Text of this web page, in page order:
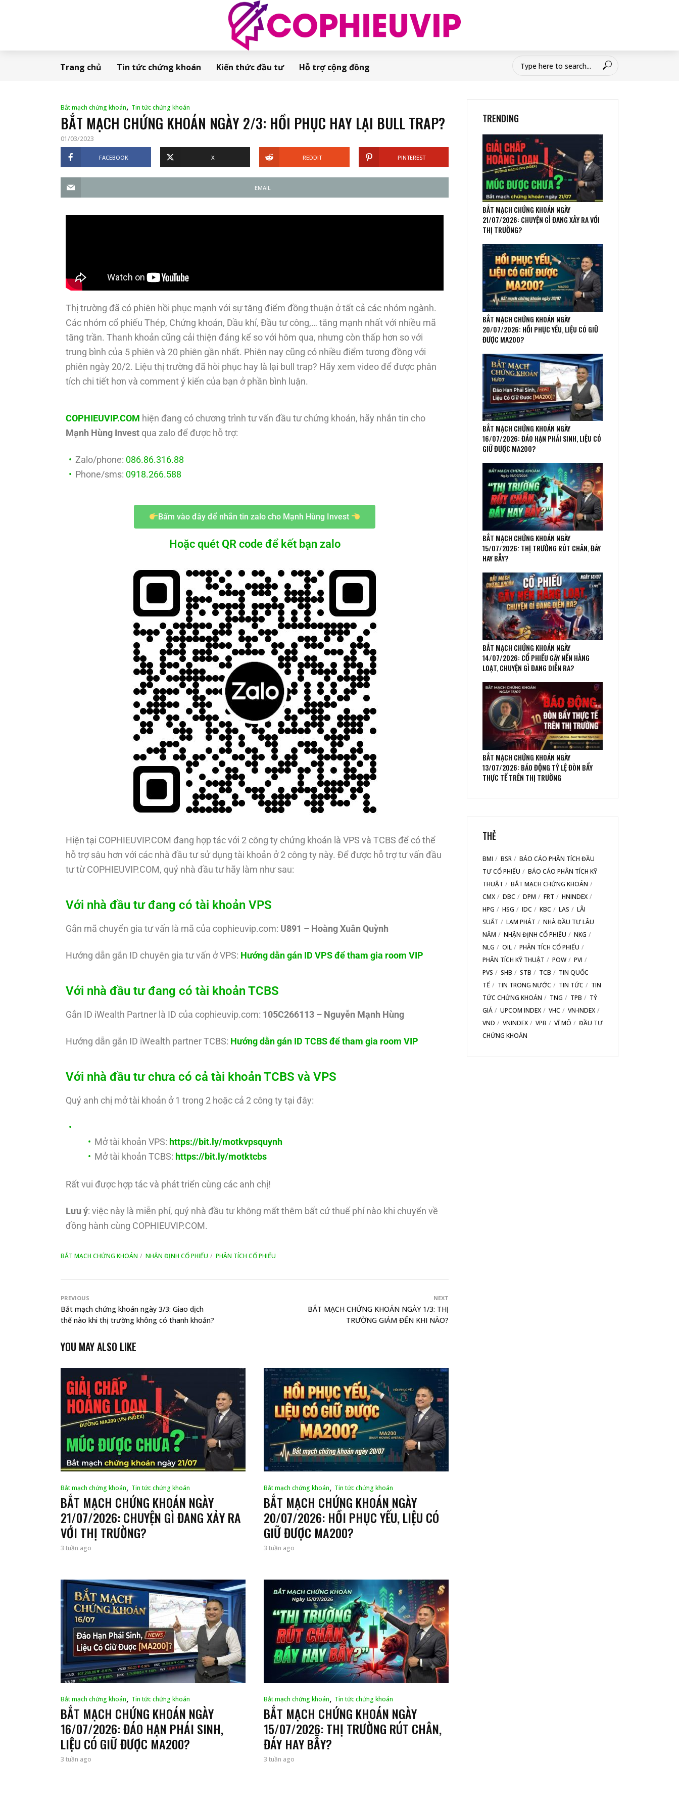
Trang chủ Tin tức chứng khoán Kiến thức đầu tư Hỗ trợ cộng đồng
Bắt mạch chứng khoán, Tin tức chứng khoán
BẮT MẠCH CHỨNG KHOÁN NGÀY 2/3: HỒI PHỤC HAY LẠI BULL TRAP?
01/03/2023
FACEBOOK X REDDIT PINTEREST
EMAIL
Thị trường đã có phiên hồi phục mạnh với sự tăng điểm đồng thuận ở tất cả các nhóm ngành.
Các nhóm cổ phiếu Thép, Chứng khoán, Dầu khí, Đầu tư công,… tăng mạnh nhất với nhiều mã
tăng trần. Thanh khoản cũng cải thiện đáng kể so với hôm qua, nhưng còn thấp hơn so với
trung bình của 5 phiên và 20 phiên gần nhất. Phiên nay cũng có nhiều điểm tương đồng với
phiên ngày 20/2. Liệu thị trường đã hòi phục hay là lại bull trap? Hãy xem video để được phân
tích chi tiết hơn và comment ý kiến của bạn ở phần bình luận.
COPHIEUVIP.COM hiện đang có chương trình tư vấn đầu tư chứng khoán, hãy nhắn tin cho
Mạnh Hùng Invest qua zalo để được hỗ trợ:
Zalo/phone: 086.86.316.88
Phone/sms: 0918.266.588
Bấm vào đây để nhắn tin zalo cho Mạnh Hùng Invest
Hoặc quét QR code để kết bạn zalo
Hiện tại COPHIEUVIP.COM đang hợp tác với 2 công ty chứng khoán là VPS và TCBS để có thể
hỗ trợ sâu hơn với các nhà đầu tư sử dụng tài khoản ở 2 công ty này. Để được hỗ trợ tư vấn đầu
tư từ COPHIEUVIP.COM, quý nhà đầu tư hãy làm như sau:
Với nhà đầu tư đang có tài khoản VPS
Gắn mã chuyển gia tư vấn là mã của cophieuvip.com: U891 – Hoàng Xuân Quỳnh
Hướng dẫn gắn ID chuyên gia tư vấn ở VPS: Hướng dẫn gán ID VPS để tham gia room VIP
Với nhà đầu tư đang có tài khoản TCBS
Gắn ID iWealth Partner là ID của cophieuvip.com: 105C266113 – Nguyễn Mạnh Hùng
Hướng dẫn gắn ID iWealth partner TCBS: Hướng dẫn gán ID TCBS để tham gia room VIP
Với nhà đầu tư chưa có cả tài khoản TCBS và VPS
Quý anh chị mở tài khoản ở 1 trong 2 hoặc cả 2 công ty tại đây:
Mở tài khoản VPS: https://bit.ly/motkvpsquynh
Mở tài khoản TCBS: https://bit.ly/motktcbs
Rất vui được hợp tác và phát triển cùng các anh chị!
Lưu ý: việc này là miễn phí, quý nhà đầu tư không mất thêm bất cứ thuế phí nào khi chuyển về
đồng hành cùng COPHIEUVIP.COM.
BẮT MẠCH CHỨNG KHOÁN NHẬN ĐỊNH CỔ PHIẾU PHÂN TÍCH CỔ PHIẾU
PREVIOUS
Bắt mạch chứng khoán ngày 3/3: Giao dịch
thế nào khi thị trường không có thanh khoản?
NEXT
BẮT MẠCH CHỨNG KHOÁN NGÀY 1/3: THỊ
TRƯỜNG GIẢM ĐẾN KHI NÀO?
YOU MAY ALSO LIKE
Bắt mạch chứng khoán, Tin tức chứng khoán
BẮT MẠCH CHỨNG KHOÁN NGÀY
21/07/2026: CHUYỆN GÌ ĐANG XẢY RA
VỚI THỊ TRƯỜNG?
3 tuần ago
Bắt mạch chứng khoán, Tin tức chứng khoán
BẮT MẠCH CHỨNG KHOÁN NGÀY
20/07/2026: HỒI PHỤC YẾU, LIỆU CÓ
GIỮ ĐƯỢC MA200?
3 tuần ago
Bắt mạch chứng khoán, Tin tức chứng khoán
BẮT MẠCH CHỨNG KHOÁN NGÀY
16/07/2026: ĐÁO HẠN PHÁI SINH,
LIỆU CÓ GIỮ ĐƯỢC MA200?
3 tuần ago
Bắt mạch chứng khoán, Tin tức chứng khoán
BẮT MẠCH CHỨNG KHOÁN NGÀY
15/07/2026: THỊ TRƯỜNG RÚT CHÂN,
ĐÁY HAY BẪY?
3 tuần ago
TRENDING
BẮT MẠCH CHỨNG KHOÁN NGÀY
21/07/2026: CHUYỆN GÌ ĐANG XẢY RA VỚI
THỊ TRƯỜNG?
BẮT MẠCH CHỨNG KHOÁN NGÀY
20/07/2026: HỒI PHỤC YẾU, LIỆU CÓ GIỮ
ĐƯỢC MA200?
BẮT MẠCH CHỨNG KHOÁN NGÀY
16/07/2026: ĐÁO HẠN PHÁI SINH, LIỆU CÓ
GIỮ ĐƯỢC MA200?
BẮT MẠCH CHỨNG KHOÁN NGÀY
15/07/2026: THỊ TRƯỜNG RÚT CHÂN, ĐÁY
HAY BẪY?
BẮT MẠCH CHỨNG KHOÁN NGÀY
14/07/2026: CỔ PHIẾU GÃY NỀN HÀNG
LOẠT, CHUYỆN GÌ ĐANG DIỄN RA?
BẮT MẠCH CHỨNG KHOÁN NGÀY
13/07/2026: BÁO ĐỘNG TỶ LỆ ĐÒN BẨY
THỰC TẾ TRÊN THỊ TRƯỜNG
THẺ
BMI BSR
BÁO CÁO PHÂN TÍCH ĐẦU
TƯ CỔ PHIẾU
BÁO CÁO PHÂN TÍCH KỸ
THUẬT
BẮT MẠCH CHỨNG KHOÁN
CMX
DBC DPM FRT
HNINDEX
HPG
HSG IDC KBC LAS
LÃI
SUẤT
LẠM PHÁT
NHÀ ĐẦU TƯ LÂU
NĂM
NHẬN ĐỊNH CỔ PHIẾU
NKG
NLG
OIL
PHÂN TÍCH CỔ PHIẾU
PHÂN TÍCH KỸ THUẬT
POW
PVI
PVS
SHB STB TCB
TIN QUỐC
TẾ
TIN TRONG NƯỚC TIN TỨC
TIN
TỨC CHỨNG KHOÁN
TNG TPB
TỶ
GIÁ
UPCOM INDEX VHC
VN-INDEX
VND
VNINDEX VPB VĨ MÔ
ĐẦU TƯ
CHỨNG KHOÁN